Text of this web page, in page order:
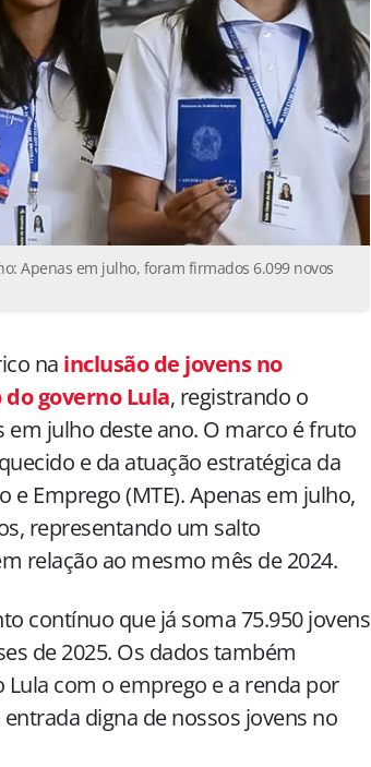
Apenas em julho, foram firmados 6.099 novos
na inclusão de jovens no
governo Lula, registrando o
em julho deste ano. O marco é fruto
e da atuação estratégica da
Emprego (MTE). Apenas em julho,
representando um salto
relação ao mesmo mês de 2024.
contínuo que já soma 75.950 jovens
de 2025. Os dados também
com o emprego e a renda por
digna de nossos jovens no